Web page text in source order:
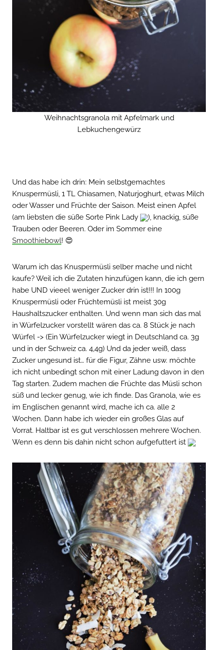
Weihnachtsgranola mit Apfelmark und
Lebkuchengewürz
Und das habe ich drin: Mein selbstgemachtes
Knuspermüsli, 1 TL Chiasamen, Naturjoghurt, etwas Milch
oder Wasser und Früchte der Saison. Meist einen Apfel
(am liebsten die süße Sorte Pink Lady
), knackig, süße
Trauben oder Beeren. Oder im Sommer eine
Smoothiebowl! 😍
Warum ich das Knuspermüsli selber mache und nicht
kaufe? Weil ich die Zutaten hinzufügen kann, die ich gern
habe UND vieeel weniger Zucker drin ist!!! In 100g
Knuspermüsli oder Früchtemüsli ist meist 30g
Haushaltszucker enthalten. Und wenn man sich das mal
in Würfelzucker vorstellt wären das ca. 8 Stück je nach
Würfel -> (Ein Würfelzucker wiegt in Deutschland ca. 3g
und in der Schweiz ca. 4,4g) Und da jeder weiß, dass
Zucker ungesund ist… für die Figur, Zähne usw. möchte
ich nicht unbedingt schon mit einer Ladung davon in den
Tag starten. Zudem machen die Früchte das Müsli schon
süß und lecker genug, wie ich finde. Das Granola, wie es
im Englischen genannt wird, mache ich ca. alle 2
Wochen. Dann habe ich wieder ein großes Glas auf
Vorrat. Haltbar ist es gut verschlossen mehrere Wochen.
Wenn es denn bis dahin nicht schon aufgefuttert ist